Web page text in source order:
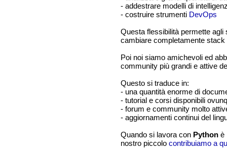
- addestrare modelli di
- costruire strumenti DevOps
Questa flessibilità permette
cambiare completamente stack
Poi noi siamo amichevoli ed
community più grandi e attive
Questo si traduce in:
- una quantità enorme di
- tutorial e corsi disponibili
- forum e community molto
- aggiornamenti continui del
Quando si lavora con Pythonè
nostro piccolo contribuiamo a